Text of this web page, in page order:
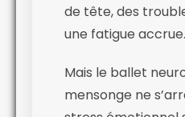
de tête, des
une fatigue accrue.
Mais le ballet
mensonge ne